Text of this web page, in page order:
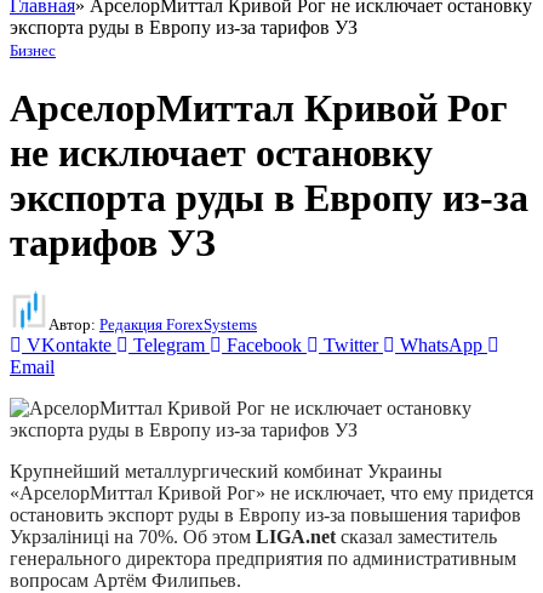
Главная» АрселорМиттал Кривой Рог не исключает остановку
экспорта руды в Европу из-за тарифов УЗ
Бизнес
АрселорМиттал Кривой Рог
не исключает остановку
экспорта руды в Европу из-за
тарифов УЗ
Автор: Редакция ForexSystems
VKontakte Telegram Facebook Twitter
WhatsApp
Email
Крупнейший металлургический комбинат Украины
«АрселорМиттал Кривой Рог» не исключает, что ему придется
остановить экспорт руды в Европу из-за повышения тарифов
Укрзаліниці на 70%. Об этом LIGA.netсказал заместитель
генерального директора предприятия по административным
вопросам Артём Филипьев.